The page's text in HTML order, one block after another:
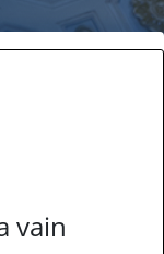
vain